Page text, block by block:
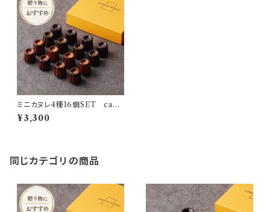
ミニカヌレ4種16個SET cane
lé de CHIANTI mini
¥3,300
同じカテゴリの商品